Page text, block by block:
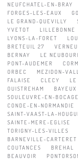
NEUFCHATEL-EN-BRAY
FORGES-LES-EAUX
LE GRAND-QUEVILLY
YVETOT
LILLEBONNE
LYONS-LA-FORET
BRETEUIL 27
BERNAY
LE
PONT-AUDEMER
ORBEC
MEZIDON-
FALAISE
CLECY LE
OUISTREHAM
BAYEUX
SOULEUVRE-EN-BOCAGE
CONDE-EN-NORMANDIE
SAINT-VAAST-LA-
SAINTE-MERE-EGLISE
TORIGNY-LES-VILLES
BARNEVILLE-CARTERET
COUTANCES
BREHAL
BEAUVOIR